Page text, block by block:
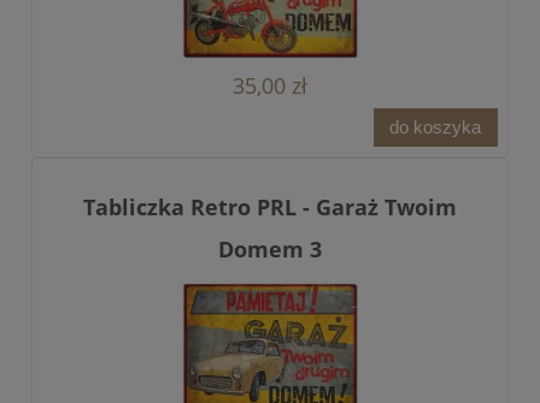
35,00 zł
do koszyka
Tabliczka Retro PRL - Garaż Twoim
Domem 3